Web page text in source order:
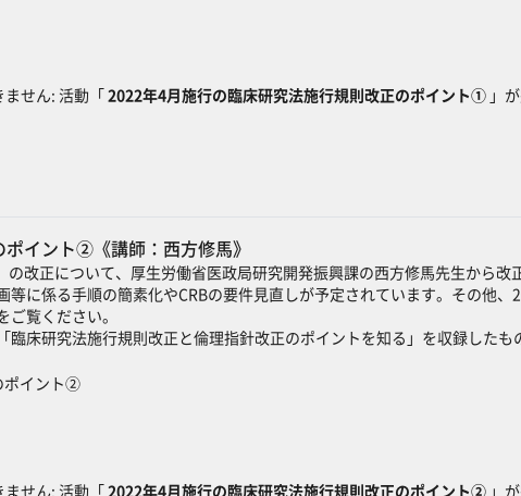
ません: 活動「2022年4月施行の臨床研究法施行規則改正のポイント① 」
イント②《講師：西方修馬》
改正について、厚生労働省医政局研究開発振興課の西方修馬先生から改
等に係る手順の簡素化やCRBの要件見直しが予定されています。その他
ご覧ください。
床研究法施行規則改正と倫理指針改正のポイントを知る」を収録したも
ポイント②SCORMパッケージ
ません: 活動「2022年4月施行の臨床研究法施行規則改正のポイント② 」